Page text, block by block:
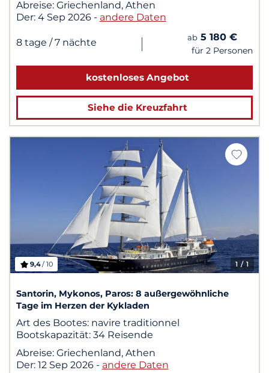
Abreise: Griechenland, Athen
Der: 4 Sep 2026 - andere Daten
8 tage / 7 nächte | ab 5 180 €
für 2 Personen
kostenloses Angebot
Siehe die Kreuzfahrt
1 / 1
9,4/ 10
Santorin, Mykonos, Paros: 8 außergewöhnliche
Tage im Herzen der Kykladen
Art des Bootes: navire traditionnel
Bootskapazität: 34 Reisende
Abreise: Griechenland, Athen
Der: 12 Sep 2026 - andere Daten